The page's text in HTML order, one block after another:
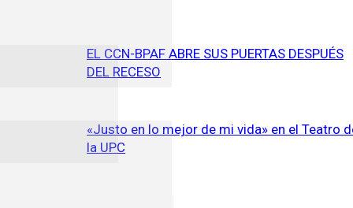
EL CCN-BPAF ABRE SUS PUERTAS DESPUÉS
DEL RECESO
«Justo en lo mejor de mi vida» en el Teatro
la UPC